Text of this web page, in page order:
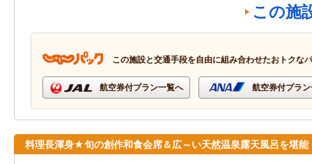
この施
この施設と交通手段を自由に組み合わせたおトクな
航空券付プラン一覧へ 航空券付プラ
料理長渾身★旬の創作和食会席＆広～い天然温泉露天風呂を堪能